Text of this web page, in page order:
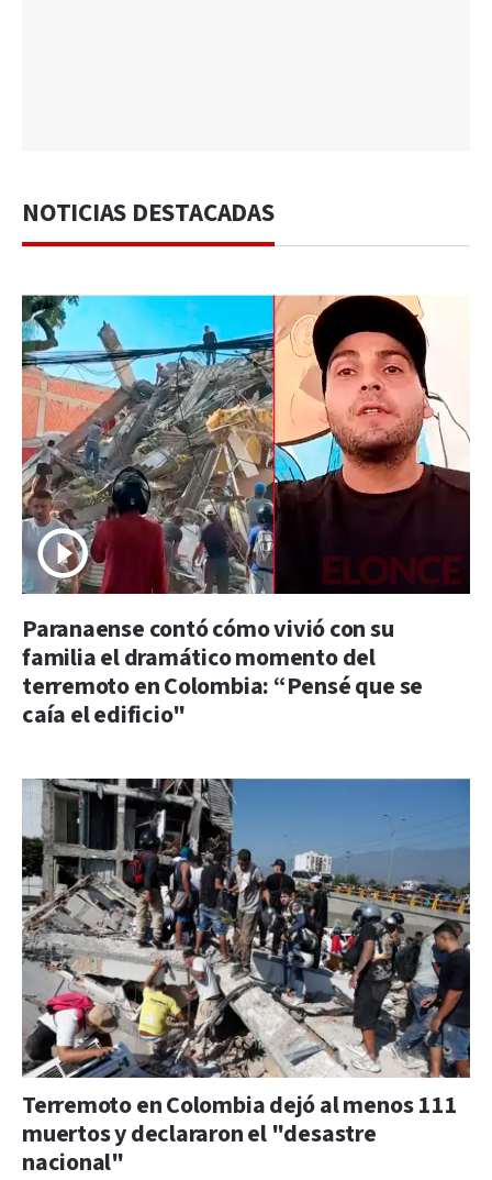
NOTICIAS DESTACADAS
Paranaense contó cómo vivió con su
familia el dramático momento del
terremoto en Colombia: “Pensé que se
caía el edificio"
Terremoto en Colombia dejó al menos 111
muertos y declararon el "desastre
nacional"